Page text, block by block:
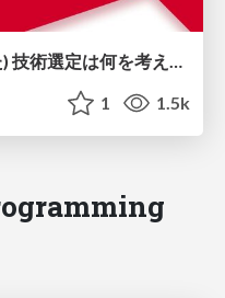
(うまくいった||いかなかった) 技術選定は何を考えていたか
1 1.5k